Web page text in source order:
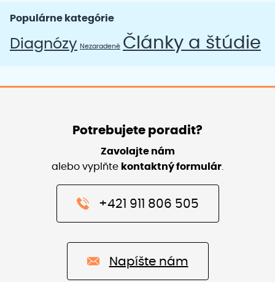
Populárne kategórie
Diagnózy Nezaradené Články a štúdie
Potrebujete poradit?
Zavolajte nám
alebo vyplňte kontaktný formulár.
+421 911 806 505
Napíšte nám